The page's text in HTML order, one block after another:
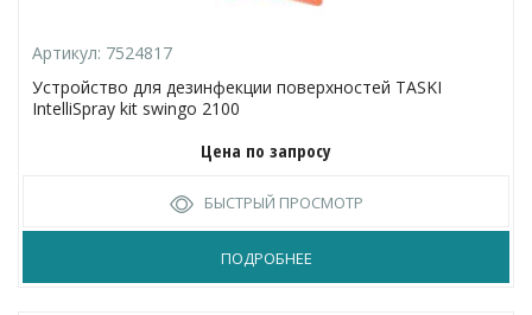
Артикул: 7524817
Устройство для дезинфекции поверхностей TASKI
IntelliSpray kit swingo 2100
Цена по запросу
БЫСТРЫЙ ПРОСМОТР
ПОДРОБНЕЕ